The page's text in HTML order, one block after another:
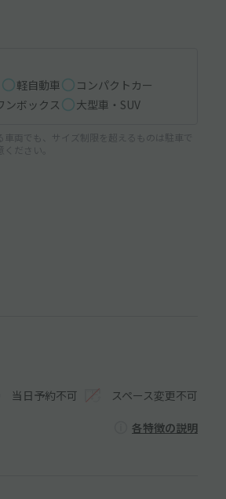
軽自動車
コンパクトカー
ンボックス 大型車・SUV
車両でも、サイズ制限を超えるものは駐車で
ださい。
当日予約不可 スペース変更不可
各特徴の説明